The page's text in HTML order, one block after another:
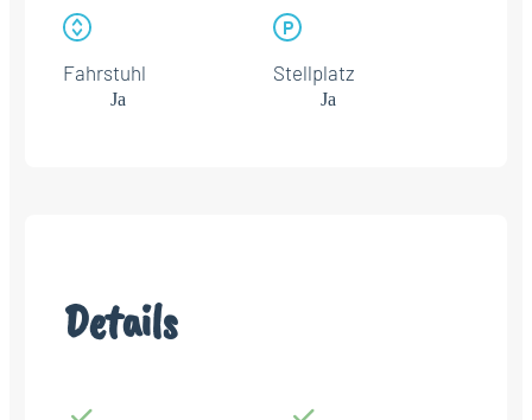
Fahrstuhl
Ja
Stellplatz
Ja
Details